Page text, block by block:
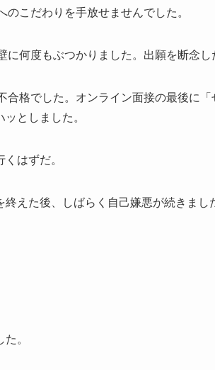
こだわりを手放せませんでした。
何度もぶつかりました。出願を断念し
格でした。オンライン面接の最後に
としました。
はずだ。
えた後、しばらく自己嫌悪が続きまし
。